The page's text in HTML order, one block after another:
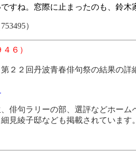
すね。窓際に止まったのも、鈴
）
６）
２２回丹波青春俳句祭の結果の詳
俳句ラリーの部、選評などホー
見綾子邸なども掲載されています